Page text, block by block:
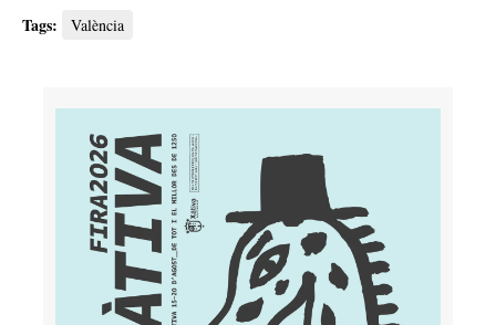
Tags: València